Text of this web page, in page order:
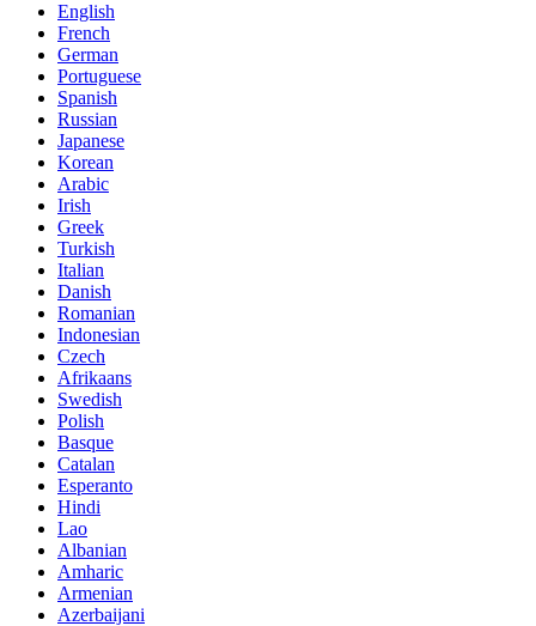
English
French
German
Portuguese
Spanish
Russian
Japanese
Korean
Arabic
Irish
Greek
Turkish
Italian
Danish
Romanian
Indonesian
Czech
Afrikaans
Swedish
Polish
Basque
Catalan
Esperanto
Hindi
Lao
Albanian
Amharic
Armenian
Azerbaijani